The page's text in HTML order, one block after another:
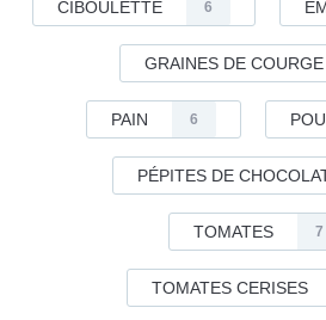
CIBOULETTE 6
GRAINES DE COURGE
PAIN 6
PÉPITES DE
TOMATES 7
TOMATES CERISES